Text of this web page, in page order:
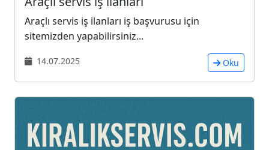
Araçlı servis iş ilanları iş başvurusu için
sitemizden yapabilirsiniz...
14.07.2025 Oku